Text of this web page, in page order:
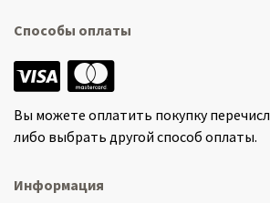
Способы оплаты
Вы можете оплатить покупку
либо выбрать другой способ оплаты.
Информация